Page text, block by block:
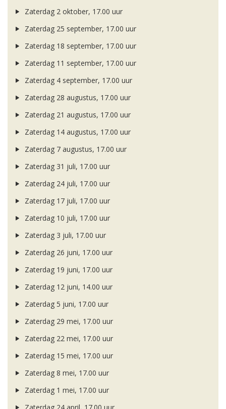
Zaterdag 2 oktober, 17.00 uur
Zaterdag 25 september, 17.00 uur
Zaterdag 18 september, 17.00 uur
Zaterdag 11 september, 17.00 uur
Zaterdag 4 september, 17.00 uur
Zaterdag 28 augustus, 17.00 uur
Zaterdag 21 augustus, 17.00 uur
Zaterdag 14 augustus, 17.00 uur
Zaterdag 7 augustus, 17.00 uur
Zaterdag 31 juli, 17.00 uur
Zaterdag 24 juli, 17.00 uur
Zaterdag 17 juli, 17.00 uur
Zaterdag 10 juli, 17.00 uur
Zaterdag 3 juli, 17.00 uur
Zaterdag 26 juni, 17.00 uur
Zaterdag 19 juni, 17.00 uur
Zaterdag 12 juni, 14.00 uur
Zaterdag 5 juni, 17.00 uur
Zaterdag 29 mei, 17.00 uur
Zaterdag 22 mei, 17.00 uur
Zaterdag 15 mei, 17.00 uur
Zaterdag 8 mei, 17.00 uur
Zaterdag 1 mei, 17.00 uur